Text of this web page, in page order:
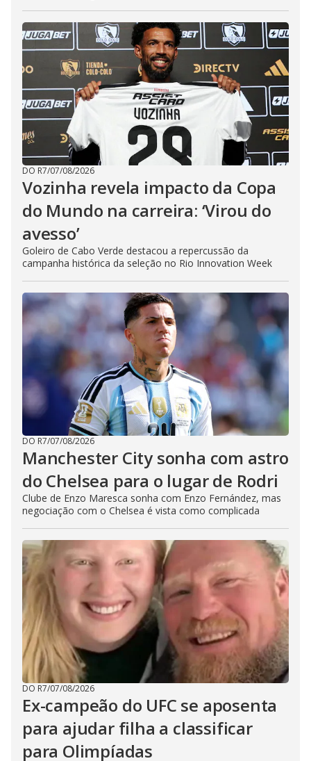
DO R7/07/08/2026
Vozinha revela impacto da Copa
do Mundo na carreira: ‘Virou do
avesso’
Goleiro de Cabo Verde destacou a repercussão da
campanha histórica da seleção no Rio Innovation Week
DO R7/07/08/2026
Manchester City sonha com astro
do Chelsea para o lugar de Rodri
Clube de Enzo Maresca sonha com Enzo Fernández, mas
negociação com o Chelsea é vista como complicada
DO R7/07/08/2026
Ex-campeão do UFC se aposenta
para ajudar filha a classificar
para Olimpíadas